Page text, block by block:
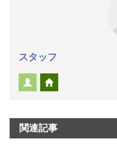
スタッフ
関連記事